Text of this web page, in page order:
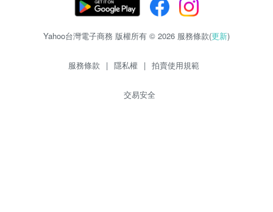
Yahoo台灣電子商務 版權所有 © 2026 服務條款(更新)
服務條款 | 隱私權 | 拍賣使用規範
交易安全